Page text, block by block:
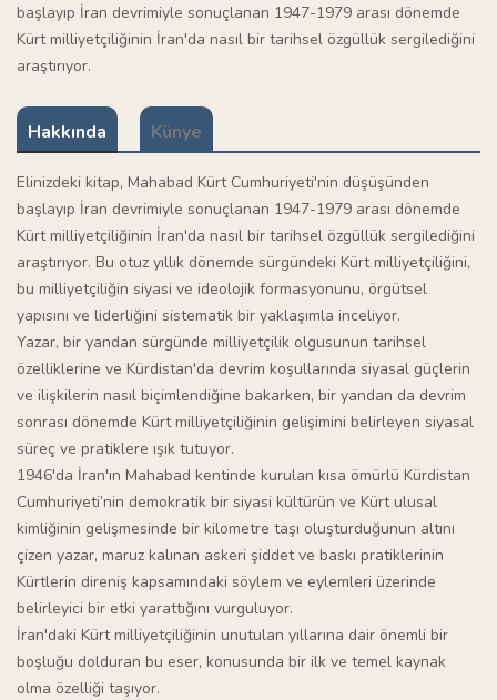
başlayıp İran devrimiyle sonuçlanan 1947-1979 arası dönemde
Kürt milliyetçiliğinin İran'da nasıl bir tarihsel özgüllük sergilediğini
araştırıyor.
Hakkında Künye
Elinizdeki kitap, Mahabad Kürt Cumhuriyeti'nin düşüşünden
başlayıp İran devrimiyle sonuçlanan 1947-1979 arası dönemde
Kürt milliyetçiliğinin İran'da nasıl bir tarihsel özgüllük sergilediğini
araştırıyor. Bu otuz yıllık dönemde sürgündeki Kürt milliyetçiliğini,
bu milliyetçiliğin siyasi ve ideolojik formasyonunu, örgütsel
yapısını ve liderliğini sistematik bir yaklaşımla inceliyor.
Yazar, bir yandan sürgünde milliyetçilik olgusunun tarihsel
özelliklerine ve Kürdistan'da devrim koşullarında siyasal güçlerin
ve ilişkilerin nasıl biçimlendiğine bakarken, bir yandan da devrim
sonrası dönemde Kürt milliyetçiliğinin gelişimini belirleyen siyasal
süreç ve pratiklere ışık tutuyor.
1946'da İran'ın Mahabad kentinde kurulan kısa ömürlü Kürdistan
Cumhuriyeti’nin demokratik bir siyasi kültürün ve Kürt ulusal
kimliğinin gelişmesinde bir kilometre taşı oluşturduğunun altını
çizen yazar, maruz kalınan askeri şiddet ve baskı pratiklerinin
Kürtlerin direniş kapsamındaki söylem ve eylemleri üzerinde
belirleyici bir etki yarattığını vurguluyor.
İran'daki Kürt milliyetçiliğinin unutulan yıllarına dair önemli bir
boşluğu dolduran bu eser, konusunda bir ilk ve temel kaynak
olma özelliği taşıyor.